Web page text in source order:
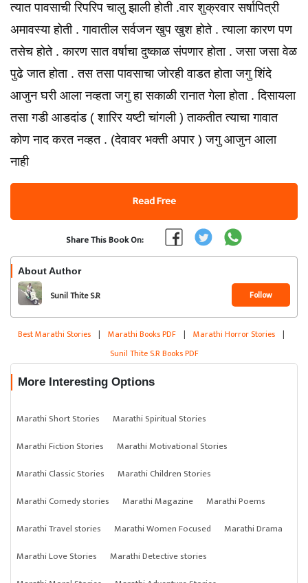
त्यात पावसाची रिपरिप चालु झाली होती .वार शुक्रवार सर्षापित्री
अमावस्या होती . गावातील सर्वजन खुप खुश होते . त्याला कारण पण
तसेच होते . कारण सात वर्षाचा दुष्काळ संपणार होता . जसा जसा वेळ
पुढे जात होता . तस तसा पावसाचा जोरही वाडत होता जगु शिंदे
आजुन घरी आला नव्हता जगु हा सकाळी रानात गेला होता . दिसायला
तसा गडी आडदांड ( शारिर यष्टी चांगली ) ताकतीत त्याचा गावात
कोण नाद करत नव्हत . (देवावर भक्ती अपार ) जगु आजुन आला
नाही
Read Free
Share This Book On:
About Author
Sunil Thite S.R Follow
Best Marathi Stories | Marathi Books PDF | Marathi Horror Stories |
Sunil Thite S.R Books PDF
More Interesting Options
Marathi Short Stories
Marathi Spiritual Stories
Marathi Fiction Stories
Marathi Motivational Stories
Marathi Classic Stories
Marathi Children Stories
Marathi Comedy stories
Marathi Magazine
Marathi Poems
Marathi Travel stories
Marathi Women Focused
Marathi Drama
Marathi Love Stories
Marathi Detective stories